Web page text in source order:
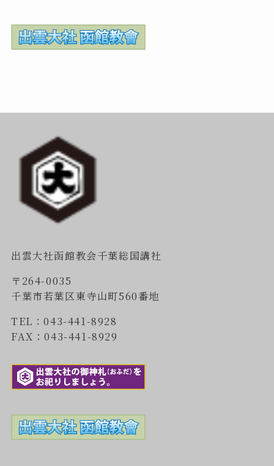
出雲大社函館教会千葉総国講社
〒264-0035
千葉市若葉区東寺山町560番地
TEL：043-441-8928
FAX：043-441-8929